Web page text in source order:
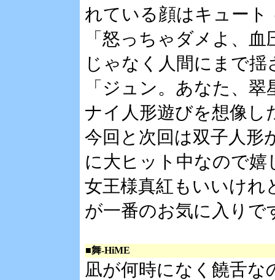
れている顔はキュート
「怒っちゃダメよ、
じゃなく人間にまで
「ジュン。あなた、
ナイ人形遊びを想像し
今回と次回は双子人形
に大ヒット中なので嬉
女王様真紅もいいけれ
が一番のお気に入りで
■舞-HiME
凪が何時になく饒舌